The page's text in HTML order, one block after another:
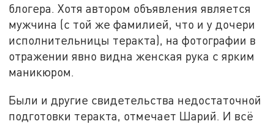
блогера. Хотя автором объявления является
мужчина (с той же фамилией, что и у дочери
исполнительницы теракта), на фотографии в
отражении явно видна женская рука с ярким
маникюром.
Были и другие свидетельства недостаточной
подготовки теракта, отмечает Шарий. И всё